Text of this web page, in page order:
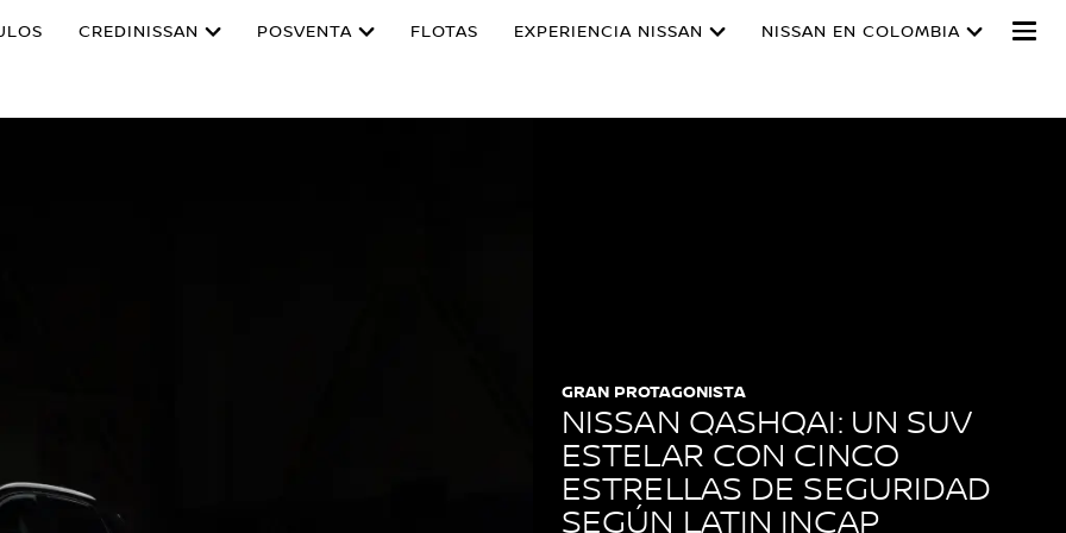
CREDINISSAN POSVENTA FLOTAS EXPERIENCIA NISSAN NISSAN EN COLOMBIA
GRAN PROTAGONISTA
NISSAN QASHQAI: UN SUV
ESTELAR CON CINCO
ESTRELLAS DE SEGURIDAD
SEGÚN LATIN INCAP